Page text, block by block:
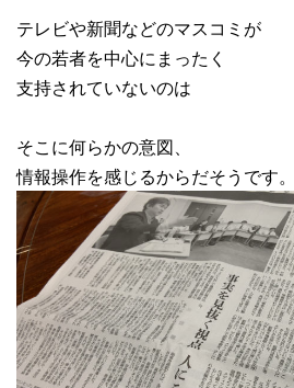
テレビや新聞などのマスコミが
今の若者を中心にまったく
支持されていないのは
そこに何らかの意図、
情報操作を感じるからだそうです。